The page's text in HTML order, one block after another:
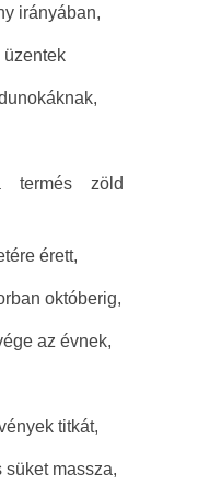
irányában,
üzentek
termés zöld
érett,
októberig,
az évnek,
titkát,
süket massza,